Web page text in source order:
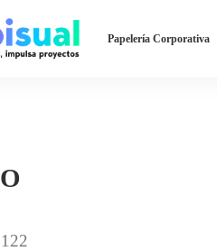
Papelería Corporativa